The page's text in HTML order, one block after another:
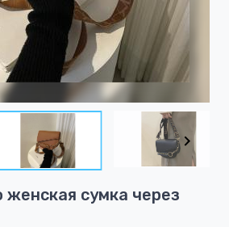
женская сумка через